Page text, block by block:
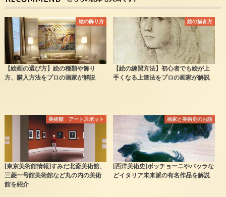
絵の飾り方
【絵画の選び方】絵の種類や飾り
方、購入方法をプロの画家が解説
絵の描き方
【絵の練習方法】初心者でも絵が上
手くなる上達法をプロの画家が解説
美術館 アートスポット
[東京美術館情報]すみだ北斎美術館、
三菱一号館美術館など丸の内の美術
館を紹介
画家と美術史のお話
[西洋美術史]ボッチョーニやバッラな
どイタリア未来派の有名作品を解説